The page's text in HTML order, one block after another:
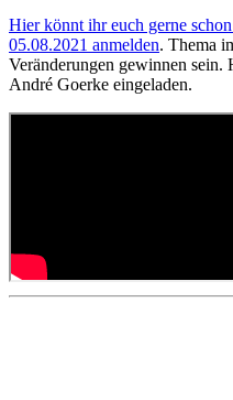
Hier könnt ihr euch gerne
05.08.2021 anmelden. Thema
Veränderungen gewinnen
André Goerke eingeladen.